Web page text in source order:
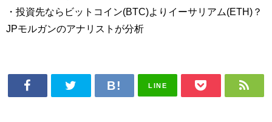
・投資先ならビットコイン(BTC)よりイーサリアム(ETH)？
JPモルガンのアナリストが分析
LINE